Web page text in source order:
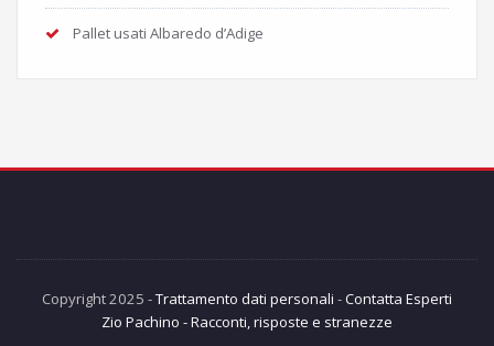
Pallet usati Albaredo d’Adige
Copyright 2025 -Trattamento dati personali -Contatta Esperti
Zio Pachino - Racconti, risposte e stranezze